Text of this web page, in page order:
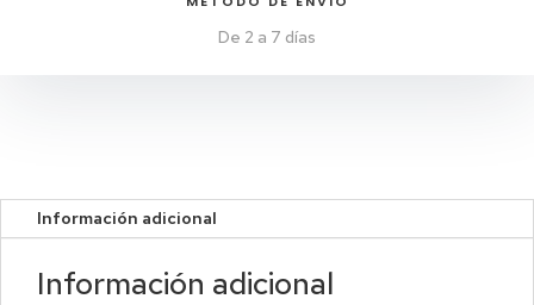
De 2 a 7 días
Información adicional
Información adicional